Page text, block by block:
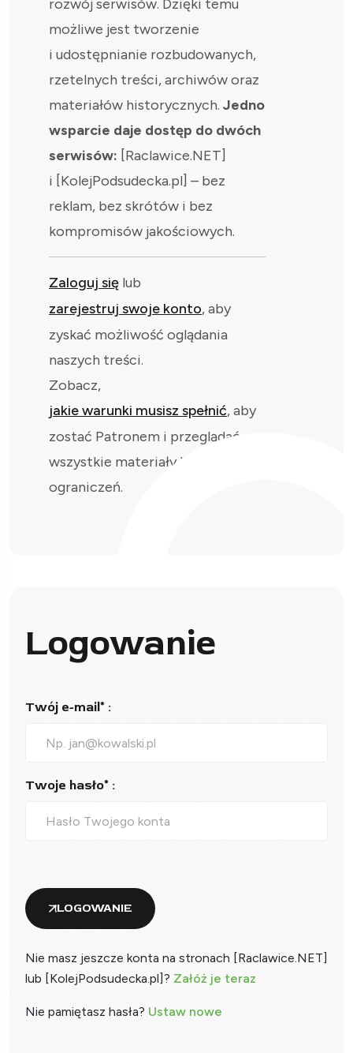
rozwój serwisów. Dzięki temu
możliwe jest tworzenie
i udostępnianie rozbudowanych,
rzetelnych treści, archiwów oraz
materiałów historycznych. Jedno
wsparcie daje dostęp do dwóch
serwisów: [Raclawice.NET]
i [KolejPodsudecka.pl] – bez
reklam, bez skrótów i bez
kompromisów jakościowych.
Zaloguj się lub
zarejestruj swoje konto, aby
zyskać możliwość oglądania
naszych treści.
Zobacz,
jakie warunki musisz spełnić, aby
zostać Patronem i przeglądać
wszystkie materiały bez
ograniczeń.
Logowanie
Twój e-mail* :
Twoje hasło* :
LOGOWANIE
Nie masz jeszcze konta na stronach [Raclawice.NET]
lub [KolejPodsudecka.pl]? Załóż je teraz
Nie pamiętasz hasła? Ustaw nowe